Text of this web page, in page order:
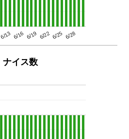
6/13 6/16 6/19 6/22 6/25 6/28
ナイス数